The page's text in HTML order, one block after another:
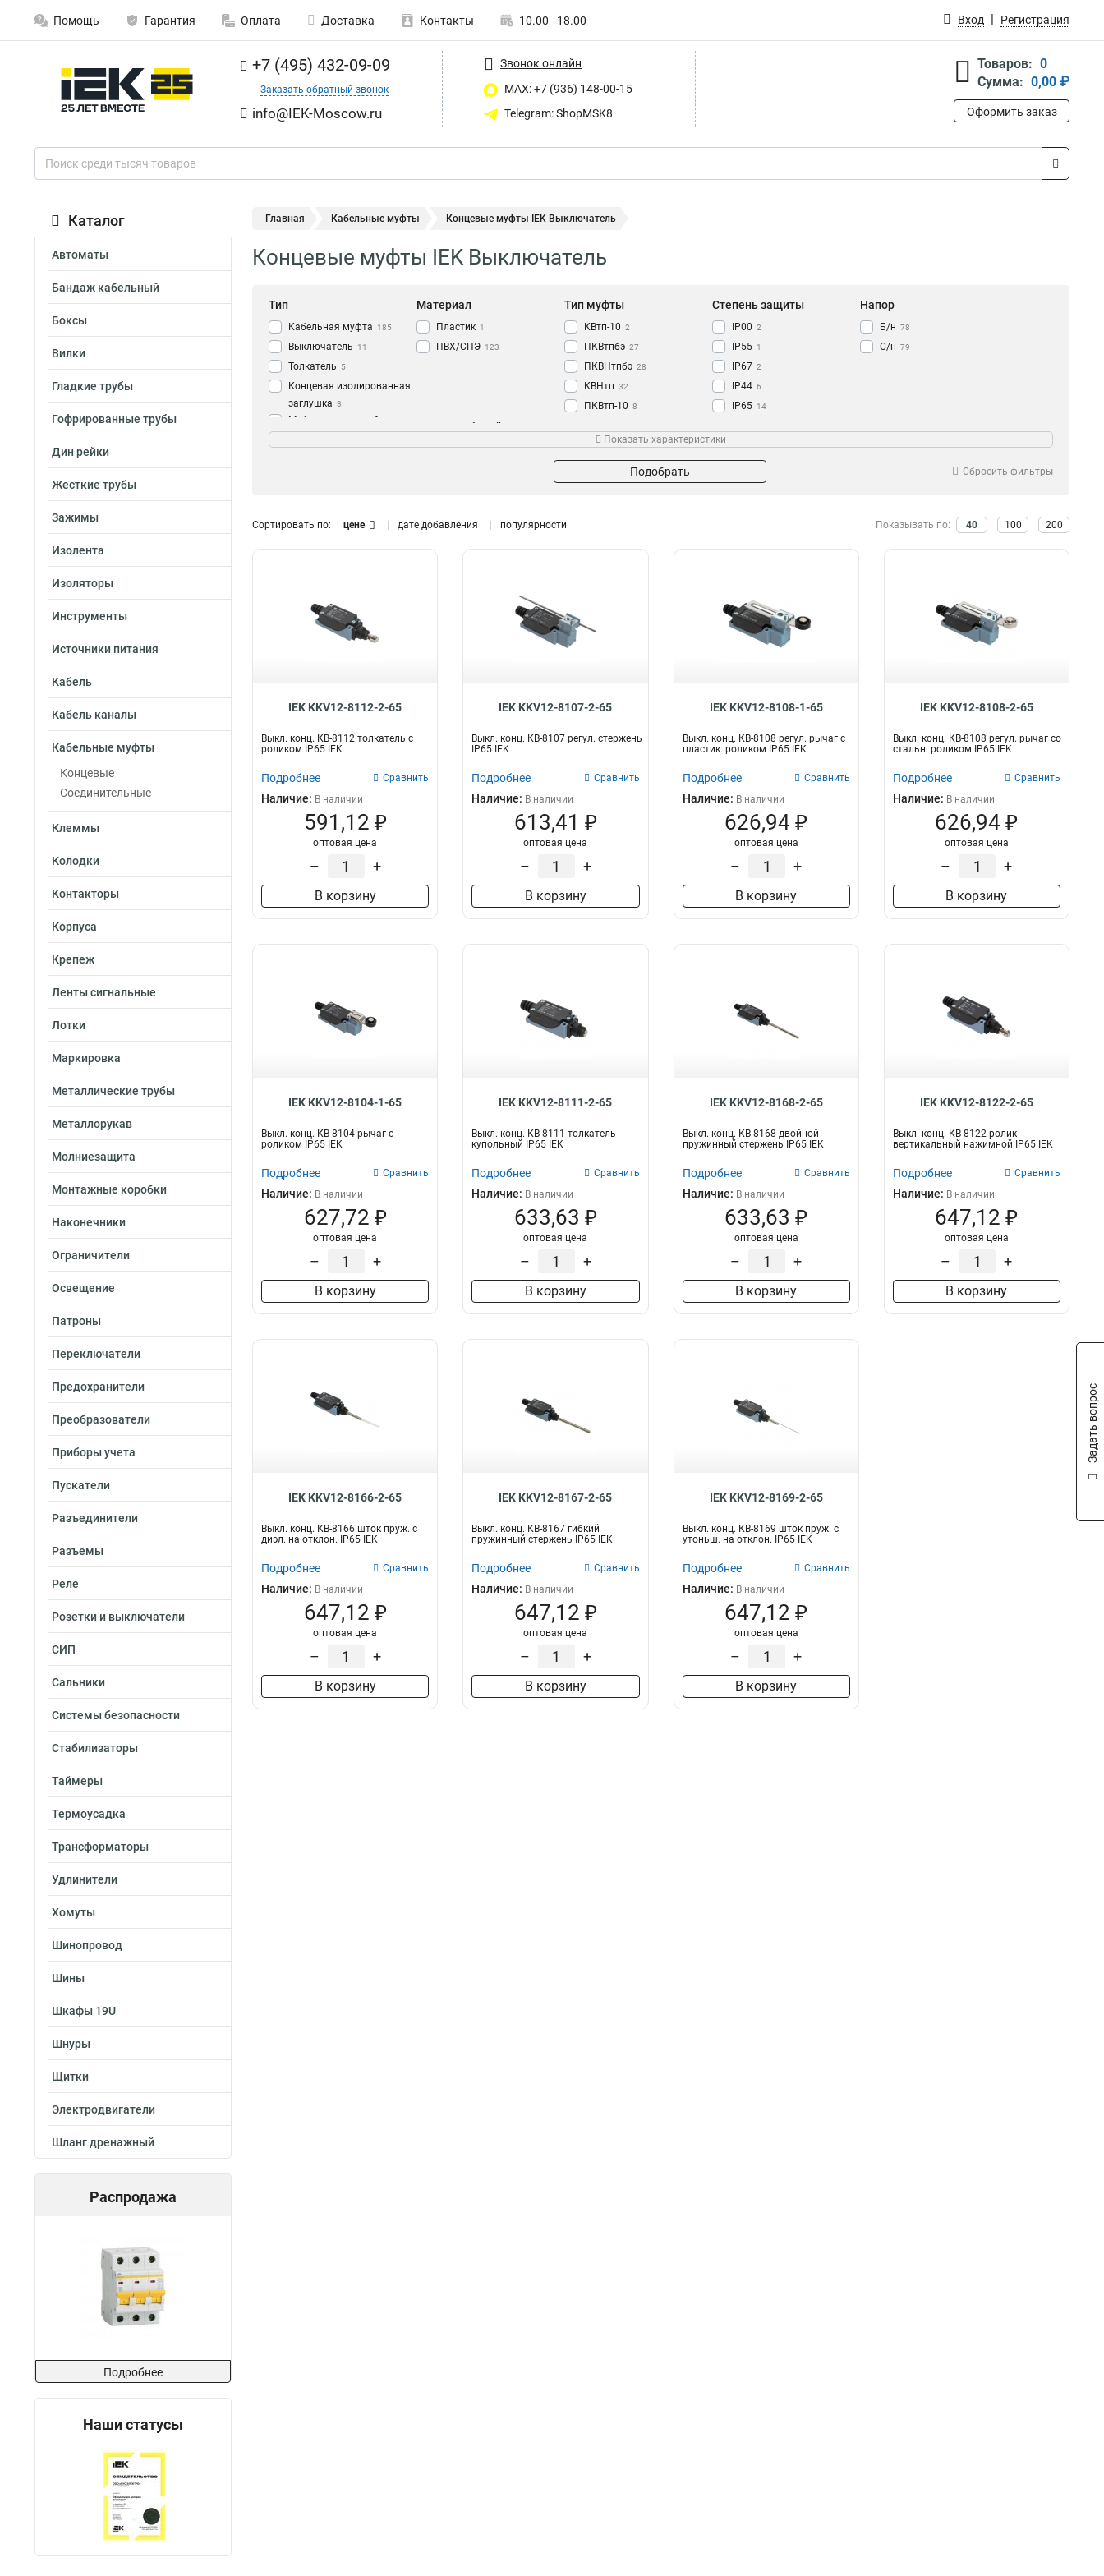
Помощь Гарантия Оплата Доставка Контакты 10.00 - 18.00 Вход Регистрация
+7 (495) 432-09-09
Заказать обратный звонок
info@IEK-Moscow.ru
Звонок онлайн
MAX: +7 (936) 148-00-15
Telegram: ShopMSK8
Товаров: 0
Сумма: 0,00 ₽
Оформить заказ
Каталог
Автоматы
Бандаж кабельный
Боксы
Вилки
Гладкие трубы
Гофрированные трубы
Дин рейки
Жесткие трубы
Зажимы
Изолента
Изоляторы
Инструменты
Источники питания
Кабель
Кабель каналы
Кабельные муфты
Концевые
Соединительные
Клеммы
Колодки
Контакторы
Корпуса
Крепеж
Ленты сигнальные
Лотки
Маркировка
Металлические трубы
Металлорукав
Молниезащита
Монтажные коробки
Наконечники
Ограничители
Освещение
Патроны
Переключатели
Предохранители
Преобразователи
Приборы учета
Пускатели
Разъединители
Разъемы
Реле
Розетки и выключатели
СИП
Сальники
Системы безопасности
Стабилизаторы
Таймеры
Термоусадка
Трансформаторы
Удлинители
Хомуты
Шинопровод
Шины
Шкафы 19U
Шнуры
Щитки
Электродвигатели
Шланг дренажный
Распродажа
Подробнее
Наши статусы
Главная Кабельные муфты Концевые муфты IEK Выключатель
Концевые муфты IEK Выключатель
Тип
Кабельная муфта 185
Выключатель 11
Толкатель 5
Концевая изолированная
заглушка 3
Муфта с изоляцией
Материал
Пластик 1
ПВХ/СПЭ 123
Тип муфты
КВтп-10 2
ПКВтпбэ 27
ПКВНтпбэ 28
КВНтп 32
ПКВтп-10 8
ПКВт-10 12
12
ПКВтп 14
Степень защиты
IP00 2
IP55 1
IP67 2
IP44 6
IP65 14
Напор
Б/н 78
С/н 79
5х70/120 1
1х500/630 4
1х35/50 4
3х16/25 4
3х150/240 8
5х16/25 12
4х16/25 15
4х35/50
4х150/240 16
Номин рабочий ток Ie
10А 4 1кВ 115
Показать характеристики
Подобрать Сбросить фильтры
Сортировать по: цене дате добавления популярности Показывать по: 40 100 200
IEK KKV12-8112-2-65
Выкл. конц. КВ-8112 толкатель с
роликом IP65 IEK
Подробнее Сравнить
Наличие: В наличии
591,12 ₽
оптовая цена
– +
В корзину
IEK KKV12-8107-2-65
Выкл. конц. КВ-8107 регул. стержень
IP65 IEK
Подробнее Сравнить
Наличие: В наличии
613,41 ₽
оптовая цена
– +
В корзину
IEK KKV12-8108-1-65
Выкл. конц. КВ-8108 регул. рычаг с
пластик. роликом IP65 IEK
Подробнее Сравнить
Наличие: В наличии
626,94 ₽
оптовая цена
– +
В корзину
IEK KKV12-8108-2-65
Выкл. конц. КВ-8108 регул. рычаг со
стальн. роликом IP65 IEK
Подробнее Сравнить
Наличие: В наличии
626,94 ₽
оптовая цена
– +
В корзину
IEK KKV12-8104-1-65
Выкл. конц. КВ-8104 рычаг с
роликом IP65 IEK
Подробнее Сравнить
Наличие: В наличии
627,72 ₽
оптовая цена
– +
В корзину
IEK KKV12-8111-2-65
Выкл. конц. КВ-8111 толкатель
купольный IP65 IEK
Подробнее Сравнить
Наличие: В наличии
633,63 ₽
оптовая цена
– +
В корзину
IEK KKV12-8168-2-65
Выкл. конц. КВ-8168 двойной
пружинный стержень IP65 IEK
Подробнее Сравнить
Наличие: В наличии
633,63 ₽
оптовая цена
– +
В корзину
IEK KKV12-8122-2-65
Выкл. конц. КВ-8122 ролик
вертикальный нажимной IP65 IEK
Подробнее Сравнить
Наличие: В наличии
647,12 ₽
оптовая цена
– +
В корзину
IEK KKV12-8166-2-65
Выкл. конц. КВ-8166 шток пруж. с
диэл. на отклон. IP65 IEK
Подробнее Сравнить
Наличие: В наличии
647,12 ₽
оптовая цена
– +
В корзину
IEK KKV12-8167-2-65
Выкл. конц. КВ-8167 гибкий
пружинный стержень IP65 IEK
Подробнее Сравнить
Наличие: В наличии
647,12 ₽
оптовая цена
– +
В корзину
IEK KKV12-8169-2-65
Выкл. конц. КВ-8169 шток пруж. с
утоньш. на отклон. IP65 IEK
Подробнее Сравнить
Наличие: В наличии
647,12 ₽
оптовая цена
– +
В корзину
Задать вопрос